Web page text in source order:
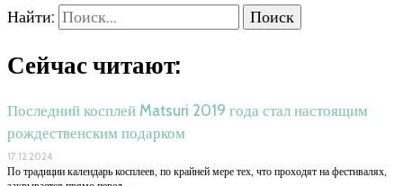
Найти:
Сейчас читают:
Последний косплей Matsuri 2019 года стал настоящим
рождественским подарком
17.12.2024
По традиции календарь косплеев, по крайней мере тех, что проходят на фестивалях,